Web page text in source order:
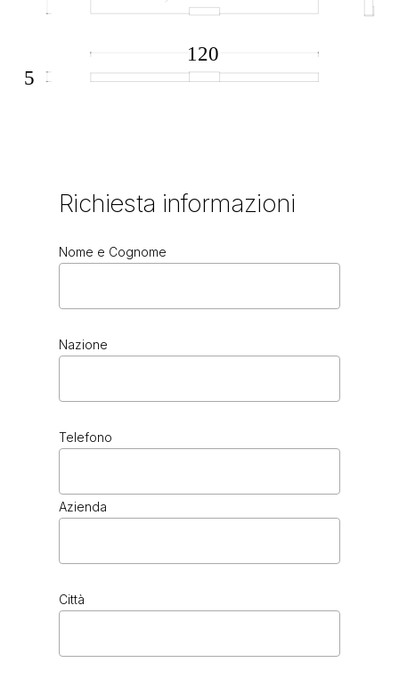
Richiesta informazioni
Nome e Cognome
Nazione
Telefono
Azienda
Città